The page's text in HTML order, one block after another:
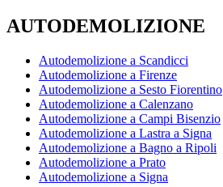
AUTODEMOLIZIONE
Autodemolizione a Scandicci
Autodemolizione a Firenze
Autodemolizione a Sesto Fiorentino
Autodemolizione a Calenzano
Autodemolizione a Campi Bisenzio
Autodemolizione a Lastra a Signa
Autodemolizione a Bagno a Ripoli
Autodemolizione a Prato
Autodemolizione a Signa